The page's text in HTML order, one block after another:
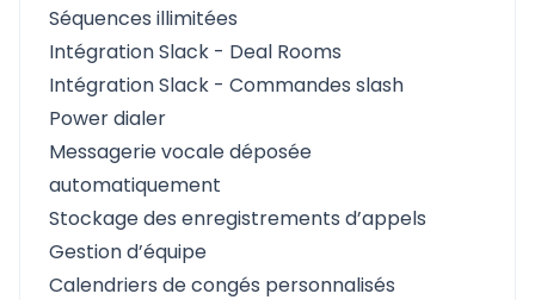
Séquences illimitées
Intégration Slack - Deal Rooms
Intégration Slack - Commandes slash
Power dialer
Messagerie vocale déposée
automatiquement
Stockage des enregistrements d’appels
Gestion d’équipe
Calendriers de congés personnalisés